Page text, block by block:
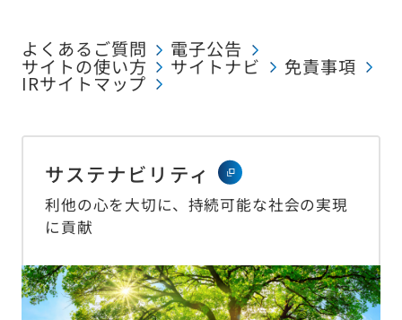
よくあるご質問 電子公告
サイトの使い方 サイトナビ 免責事項
IRサイトマップ
サステナビリティ
利他の心を大切に、持続可能な社会の実現
に貢献